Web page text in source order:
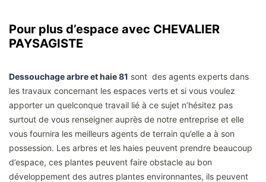
Pour plus d’espace avec CHEVALIER
PAYSAGISTE
Dessouchage arbre et haie 81 sont des agents experts dans
les travaux concernant les espaces verts et si vous voulez
apporter un quelconque travail lié à ce sujet n’hésitez pas
surtout de vous renseigner auprès de notre entreprise et elle
vous fournira les meilleurs agents de terrain qu’elle a à son
possession. Les arbres et les haies peuvent prendre beaucoup
d’espace, ces plantes peuvent faire obstacle au bon
développement des autres plantes environnantes, ils peuvent